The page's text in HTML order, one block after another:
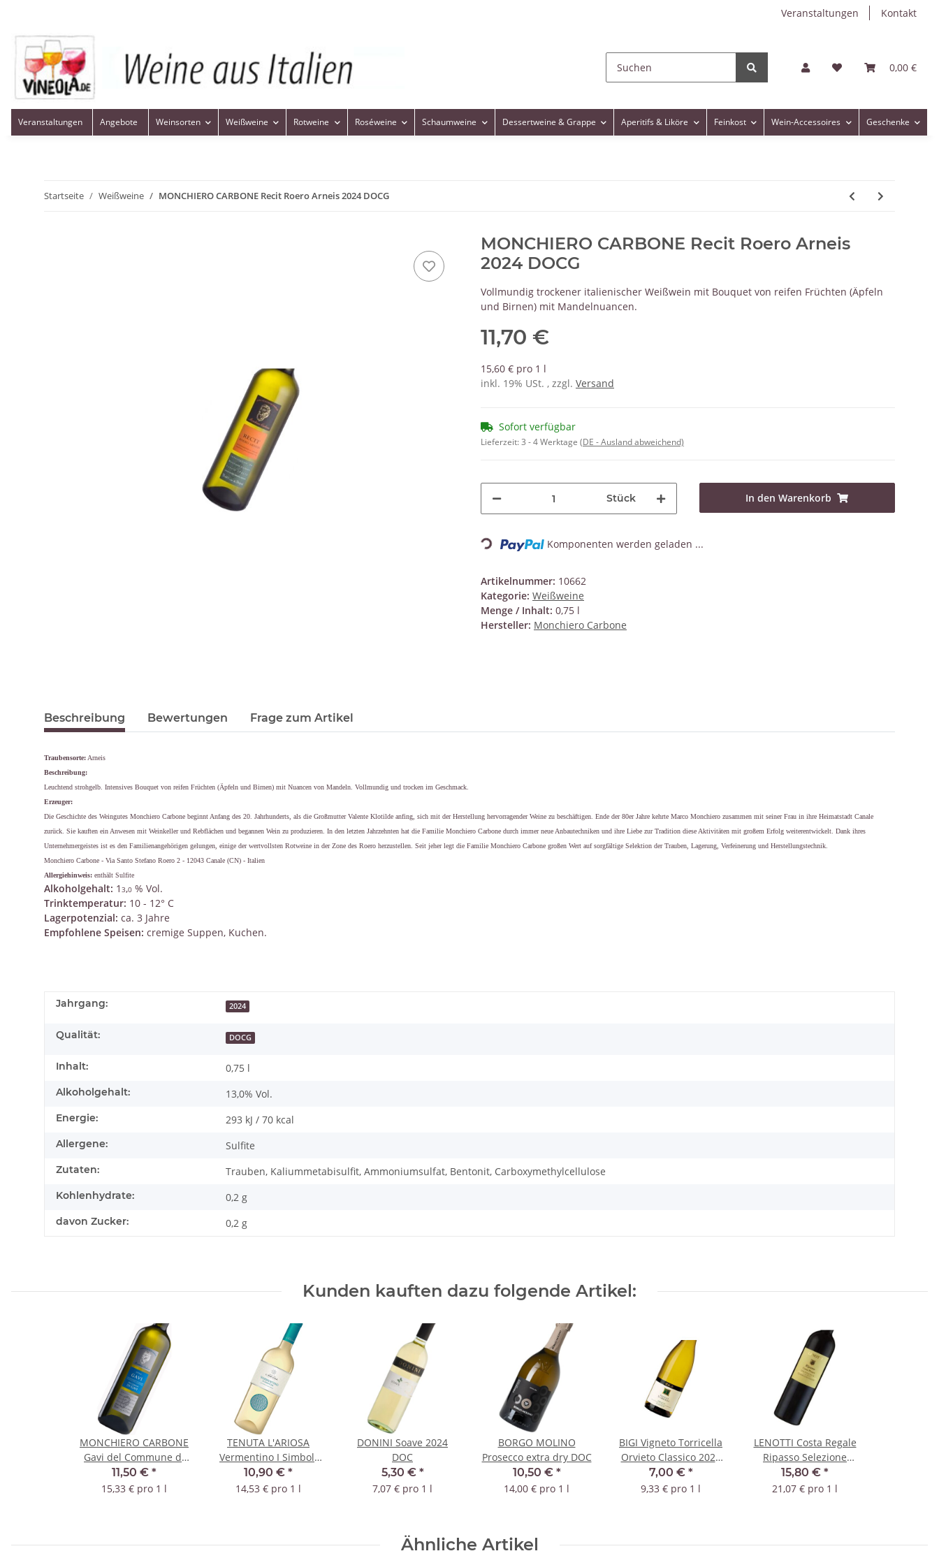
Veranstaltungen Kontakt
0,00 €
Veranstaltungen Angebote Weinsorten Weißweine Rotweine Roséweine Schaumweine Dessertweine & Grappe Aperitifs & Liköre Feinkost Wein-Accessoires Geschenke
Startseite Weißweine MONCHIERO CARBONE Recit Roero Arneis 2024 DOCG
MONCHIERO CARBONE Recit Roero Arneis
2024 DOCG
Vollmundig trockener italienischer Weißwein mit Bouquet von reifen Früchten (Äpfeln
und Birnen) mit Mandelnuancen.
11,70 €
15,60 € pro 1 l
inkl. 19% USt. , zzgl. Versand
Sofort verfügbar
Lieferzeit:3 - 4 Werktage (DE - Ausland abweichend)
Stück In den Warenkorb
Loading... Komponenten werden geladen ...
Artikelnummer: 10662
Kategorie: Weißweine
Menge / Inhalt: 0,75 l
Hersteller: Monchiero Carbone
Beschreibung Bewertungen Frage zum Artikel
Traubensorte: Arneis
Beschreibung:
Leuchtend strohgelb. Intensives Bouquet von reifen Früchten (Äpfeln und Birnen) mit Nuancen von Mandeln. Vollmundig und trocken im Geschmack.
Erzeuger:
Die Geschichte des Weingutes Monchiero Carbone beginnt Anfang des 20. Jahrhunderts, als die Großmutter Valente Klotilde anfing, sich mit der Herstellung hervorragender Weine zu beschäftigen. Ende der 80er Jahre kehrte Marco Monchiero zusammen mit seiner Frau in ihre Heimatstadt Canale
zurück. Sie kauften ein Anwesen mit Weinkeller und Rebflächen und begannen Wein zu produzieren. In den letzten Jahrzehnten hat die Familie Monchiero Carbone durch immer neue Anbautechniken und ihre Liebe zur Tradition diese Aktivitäten mit großem Erfolg weiterentwickelt. Dank ihres
Unternehmergeistes ist es den Familienangehörigen gelungen, einige der wertvollsten Rotweine in der Zone des Roero herzustellen. Seit jeher legt die Familie Monchiero Carbone großen Wert auf sorgfältige Selektion der Trauben, Lagerung, Verfeinerung und Herstellungstechnik.
Monchiero Carbone - Via Santo Stefano Roero 2 - 12043 Canale (CN) - Italien
Allergiehinweis: enthält Sulfite
Alkoholgehalt: 1 3,0 % Vol.
Trinktemperatur: 10 - 12° C
Lagerpotenzial: ca. 3 Jahre
Empfohlene Speisen: cremige Suppen, Kuchen.
Jahrgang: 2024
Qualität: DOCG
Inhalt: 0,75 l
Alkoholgehalt: 13,0% Vol.
Energie: 293 kJ / 70 kcal
Allergene: Sulfite
Zutaten: Trauben, Kaliummetabisulfit, Ammoniumsulfat, Bentonit, Carboxymethylcellulose
Kohlenhydrate: 0,2 g
davon Zucker: 0,2 g
Kunden kauften dazu folgende Artikel:
MONCHIERO CARBONE
Gavi del Commune di
Gavi 2025 DOCG
11,50 € *
15,33 € pro 1 l
TENUTA L'ARIOSA
Vermentino I Simboli
2024 DOC
10,90 € *
14,53 € pro 1 l
DONINI Soave 2024
DOC
5,30 € *
7,07 € pro 1 l
BORGO MOLINO
Prosecco extra dry DOC
10,50 € *
14,00 € pro 1 l
BIGI Vigneto Torricella
Orvieto Classico 2022
DOC
7,00 € *
9,33 € pro 1 l
LENOTTI Costa Regale
Ripasso Selezione
Valpolicella 2021 DOC
15,80 € *
21,07 € pro 1 l
Ähnliche Artikel